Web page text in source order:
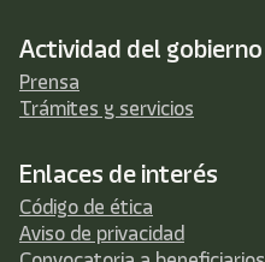
Actividad del gobierno
Prensa
Trámites y servicios
Enlaces de interés
Código de ética
Aviso de privacidad